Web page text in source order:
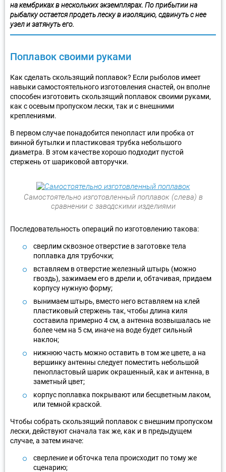
на кембриках в нескольких экземплярах. По прибытии на
рыбалку остается продеть леску в изоляцию, сдвинуть с нее
узел и затянуть его.
Поплавок своими руками
Как сделать скользящий поплавок? Если рыболов имеет
навыки самостоятельного изготовления снастей, он вполне
способен изготовить скользящий поплавок своими руками,
как с осевым пропуском лески, так и с внешними
креплениями.
В первом случае понадобится пенопласт или пробка от
винной бутылки и пластиковая трубка небольшого
диаметра. В этом качестве хорошо подходит пустой
стержень от шариковой авторучки.
Самостоятельно изготовленный поплавок (слева) в
сравнении с заводскими изделиями
Последовательность операций по изготовлению такова:
сверлим сквозное отверстие в заготовке тела
поплавка для трубочки;
вставляем в отверстие железный штырь (можно
гвоздь), зажимаем его в дрели и, обтачивая, придаем
корпусу нужную форму;
вынимаем штырь, вместо него вставляем на клей
пластиковый стержень так, чтобы длина киля
составила примерно 4 см, а антенна возвышалась не
более чем на 5 см, иначе на воде будет сильный
наклон;
нижнюю часть можно оставить в том же цвете, а на
вершинку антенны следует поместить небольшой
пенопластовый шарик окрашенный, как и антенна, в
заметный цвет;
корпус поплавка покрывают или бесцветным лаком,
или темной краской.
Чтобы собрать скользящий поплавок с внешним пропуском
лески, действуют сначала так же, как и в предыдущем
случае, а затем иначе:
сверление и обточка тела происходит по тому же
сценарию;